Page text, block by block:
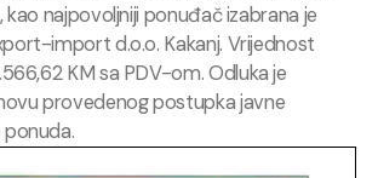
najpovoljniji ponuđač izabrana je
import d.o.o. Kakanj. Vrijednost
KM sa PDV-om. Odluka je
provedenog postupka javne
ponuda.